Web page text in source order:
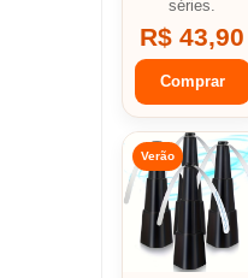
séries.
R$ 43,90
Comprar
Verão